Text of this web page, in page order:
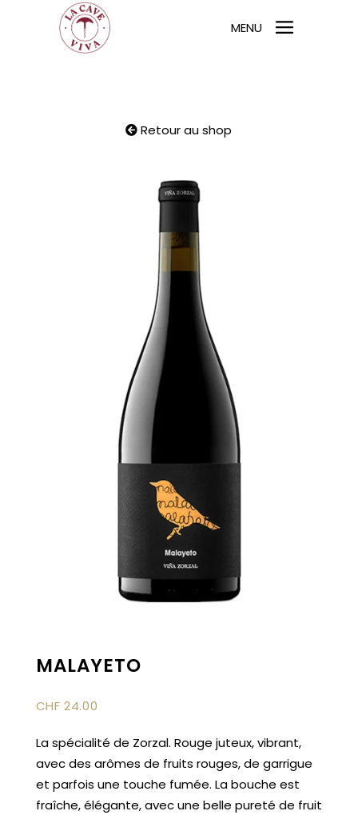
MENU
Retour au shop
MALAYETO
CHF 24.00
La spécialité de Zorzal. Rouge juteux, vibrant,
avec des arômes de fruits rouges, de garrigue
et parfois une touche fumée. La bouche est
fraîche, élégante, avec une belle pureté de fruit